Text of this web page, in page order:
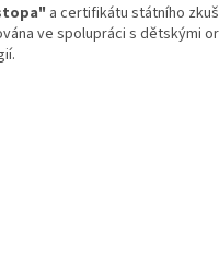
a certifikátu státního
ve spolupráci s dětskými